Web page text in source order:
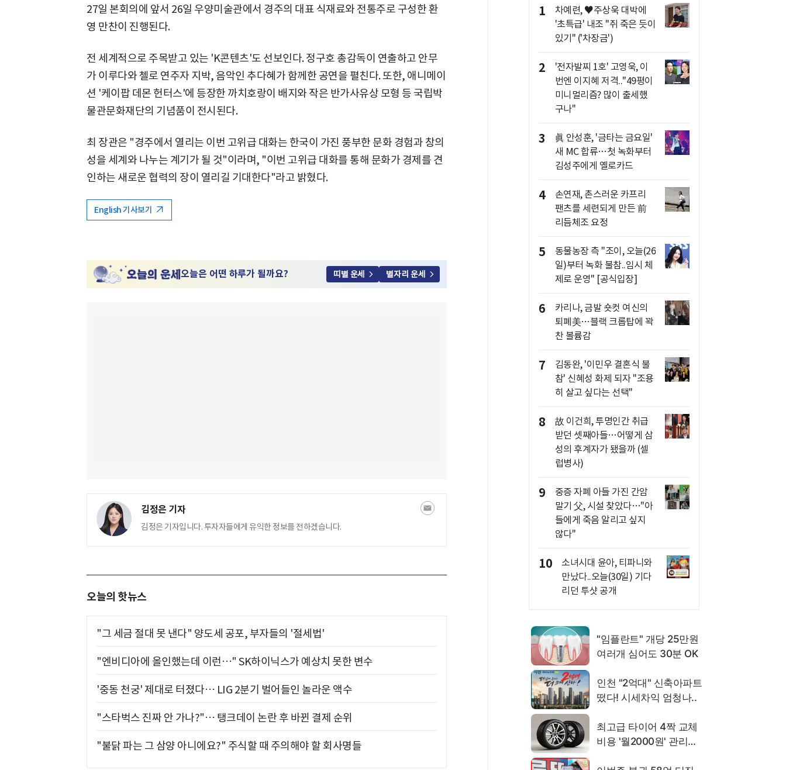
27일 본회의에 앞서 26일 우양미술관에서 경주의 대표 식재료와 전통주로 구성한 환
영 만찬이 진행된다.
전 세계적으로 주목받고 있는 'K콘텐츠'도 선보인다. 정구호 총감독이 연출하고 안무
가 이루다와 첼로 연주자 지박, 음악인 추다혜가 함께한 공연을 펼친다. 또한, 애니메이
션 '케이팝 데몬 헌터스'에 등장한 까치호랑이 배지와 작은 반가사유상 모형 등 국립박
물관문화재단의 기념품이 전시된다.
최 장관은 "경주에서 열리는 이번 고위급 대화는 한국이 가진 풍부한 문화 경험과 창의
성을 세계와 나누는 계기가 될 것"이라며, "이번 고위급 대화를 통해 문화가 경제를 견
인하는 새로운 협력의 장이 열리길 기대한다"라고 밝혔다.
English 기사보기
오늘은 어떤 하루가 될까요? 띠별 운세 별자리 운세
김정은 기자
김정은 기자입니다. 투자자들에게 유익한 정보를 전하겠습니다.
오늘의 핫뉴스
"그 세금 절대 못 낸다" 양도세 공포, 부자들의 '절세법'
"엔비디아에 올인했는데 이런…" SK하이닉스가 예상치 못한 변수
'중동 천궁' 제대로 터졌다… LIG 2분기 벌어들인 놀라운 액수
"스타벅스 진짜 안 가나?"… 탱크데이 논란 후 바뀐 결제 순위
"불닭 파는 그 삼양 아니에요?" 주식할 때 주의해야 할 회사명들
1
차예련, ♥주상욱 대박에
'초특급' 내조 "쥐 죽은 듯이
있기" ('차장금')
2
'전자발찌 1호' 고영욱, 이
번엔 이지혜 저격.."49평이
미니멀리즘? 많이 출세했
구나"
3
眞 안성훈, '금타는 금요일'
새 MC 합류…첫 녹화부터
김성주에게 옐로카드
4
손연재, 촌스러운 카프리
팬츠를 세련되게 만든 前
리듬체조 요정
5
동물농장 측 "조이, 오늘(26
일)부터 녹화 불참..임시 체
제로 운영" [공식입장]
6
카리나, 금발 숏컷 여신의
퇴폐美…블랙 크롭탑에 꽉
찬 볼륨감
7
김동완, '이민우 결혼식 불
참' 신혜성 화제 되자 "조용
히 살고 싶다는 선택"
8
故 이건희, 투명인간 취급
받던 셋째아들…어떻게 삼
성의 후계자가 됐을까 (셀
럽병사)
9
중증 자폐 아들 가진 간암
말기 父, 시설 찾았다…"아
들에게 죽음 알리고 싶지
않다"
10
소녀시대 윤아, 티파니와
만났다..오늘(30일) 기다
리던 투샷 공개